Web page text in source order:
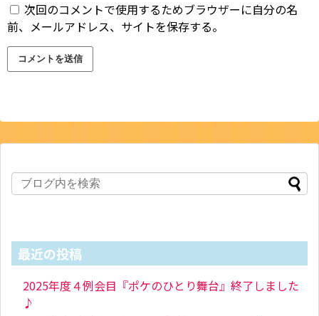
次回のコメントで使用するためブラウザーに自分の名
前、メールアドレス、サイトを保存する。
最近の投稿
2025年度４例会目『ポケのひとり舞台』終了しました
♪